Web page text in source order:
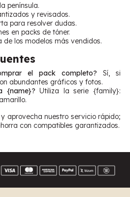
península.
y revisados.
para resolver dudas.
en packs de tóner.
los modelos más vendidos.
el pack completo? Sí, si
abundantes gráficos y fotos.
{name}? Utiliza la serie {family}:
aprovecha nuestro servicio rápido;
con compatibles garantizados.